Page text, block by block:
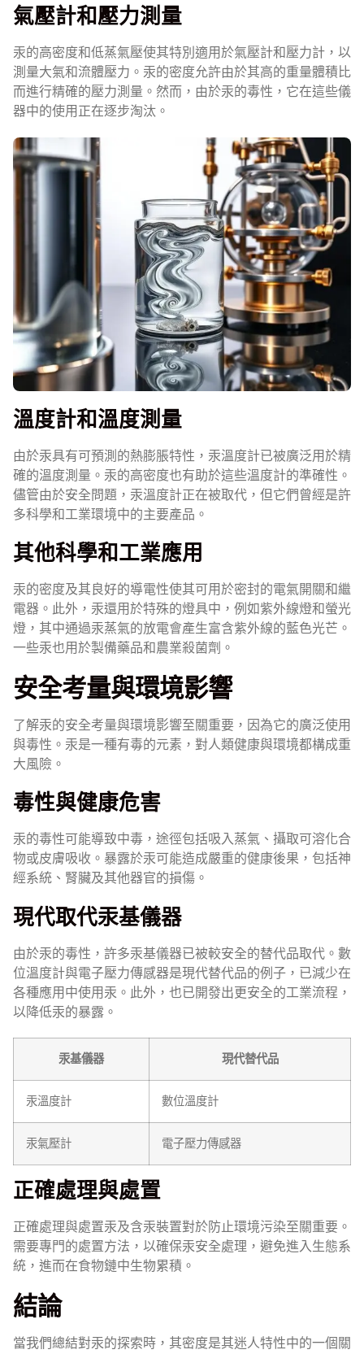
氣壓計和壓力測量
汞的高密度和低蒸氣壓使其特別適用於氣壓計和壓力計，以
測量大氣和流體壓力。汞的密度允許由於其高的重量體積比
而進行精確的壓力測量。然而，由於汞的毒性，它在這些儀
器中的使用正在逐步淘汰。
溫度計和溫度測量
由於汞具有可預測的熱膨脹特性，汞溫度計已被廣泛用於精
確的溫度測量。汞的高密度也有助於這些溫度計的準確性。
儘管由於安全問題，汞溫度計正在被取代，但它們曾經是許
多科學和工業環境中的主要產品。
其他科學和工業應用
汞的密度及其良好的導電性使其可用於密封的電氣開關和繼
電器。此外，汞還用於特殊的燈具中，例如紫外線燈和螢光
燈，其中通過汞蒸氣的放電會產生富含紫外線的藍色光芒。
一些汞也用於製備藥品和農業殺菌劑。
安全考量與環境影響
了解汞的安全考量與環境影響至關重要，因為它的廣泛使用
與毒性。汞是一種有毒的元素，對人類健康與環境都構成重
大風險。
毒性與健康危害
汞的毒性可能導致中毒，途徑包括吸入蒸氣、攝取可溶化合
物或皮膚吸收。暴露於汞可能造成嚴重的健康後果，包括神
經系統、腎臟及其他器官的損傷。
現代取代汞基儀器
由於汞的毒性，許多汞基儀器已被較安全的替代品取代。數
位溫度計與電子壓力傳感器是現代替代品的例子，已減少在
各種應用中使用汞。此外，也已開發出更安全的工業流程，
以降低汞的暴露。
汞基儀器 現代替代品
汞溫度計 數位溫度計
汞氣壓計 電子壓力傳感器
正確處理與處置
正確處理與處置汞及含汞裝置對於防止環境污染至關重要。
需要專門的處置方法，以確保汞安全處理，避免進入生態系
統，進而在食物鏈中生物累積。
結論
當我們總結對汞的探索時，其密度是其迷人特性中的一個關